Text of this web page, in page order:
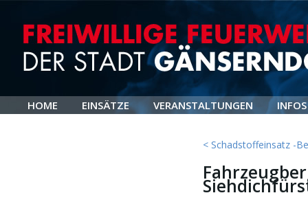
HOME EINSÄTZE VERANSTALTUNGEN INFOS
< Schadstoffeinsatz -